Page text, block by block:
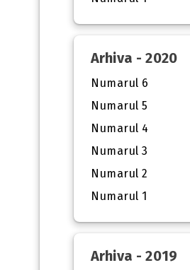
Arhiva - 2020
Numarul 6
Numarul 5
Numarul 4
Numarul 3
Numarul 2
Numarul 1
Arhiva - 2019